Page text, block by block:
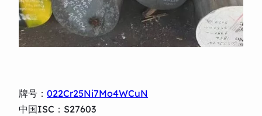
牌号： 022Cr25Ni7Mo4WCuN
中国ISC：S27603